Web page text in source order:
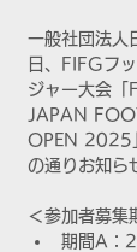
一般社団法人
日、F IFGフ
ジャー大会
JAPAN
OPEN 2025
の通りお知ら
＜参加者募集
期間A：